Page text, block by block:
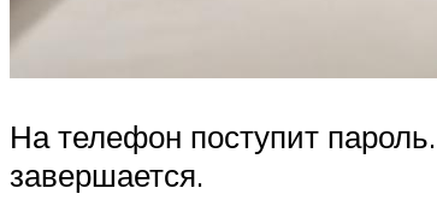
На телефон поступит
завершается.